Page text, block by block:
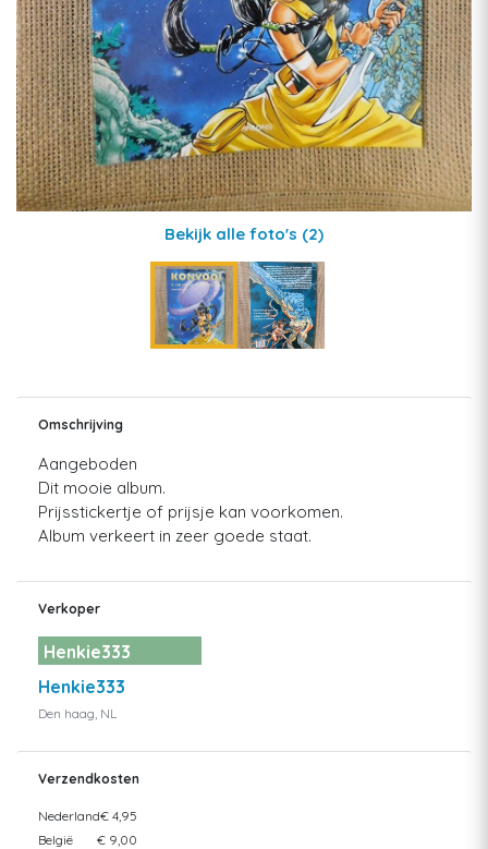
Bekijk alle foto's (2)
Omschrijving
Aangeboden
Dit mooie album.
Prijsstickertje of prijsje kan voorkomen.
Album verkeert in zeer goede staat.
Verkoper
Henkie333
Henkie333
Den haag, NL
Verzendkosten
Nederland€ 4,95
België
€ 9,00